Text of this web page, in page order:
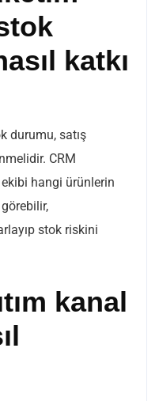
katkı
durumu, satış
CRM
hangi ürünlerin
stok riskini
kanal